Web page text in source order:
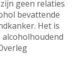
geen relaties
bevattende
Het is